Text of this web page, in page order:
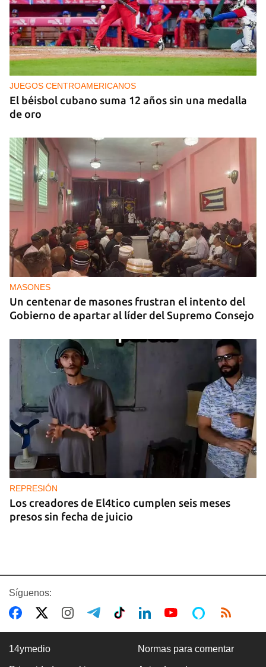
CAJÓN DE SASTRE
Entre espinas nacen flores
JUEGOS CENTROAMERICANOS
El béisbol cubano suma 12 años sin una medalla
de oro
MASONES
Un centenar de masones frustran el intento del
Gobierno de apartar al líder del Supremo Consejo
REPRESIÓN
Los creadores de El4tico cumplen seis meses
presos sin fecha de juicio
Síguenos:
14ymedio Normas para comentar